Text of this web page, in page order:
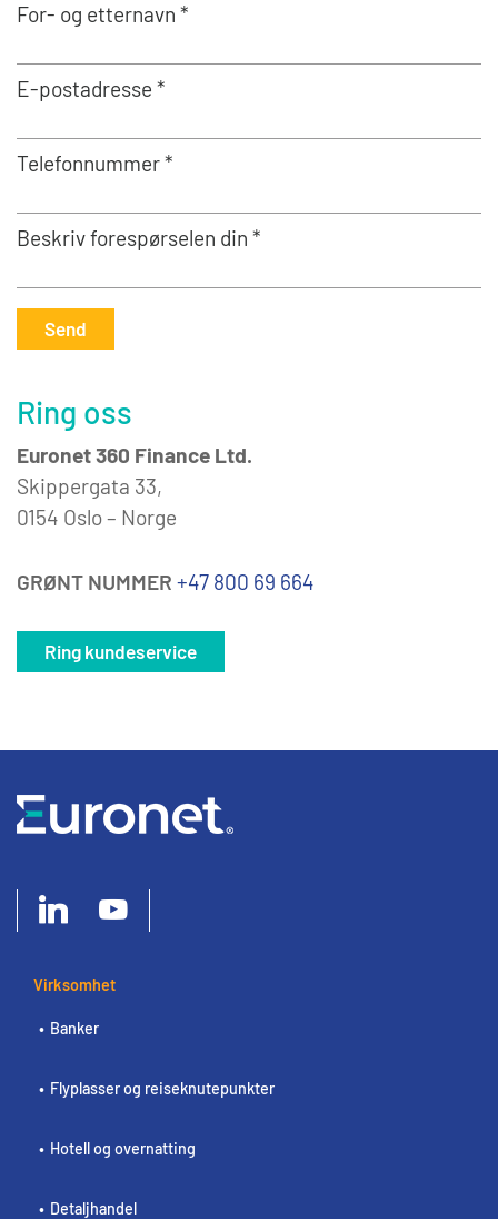
For- og etternavn *
E-postadresse *
Telefonnummer *
Beskriv forespørselen din *
Send
Ring oss
Euronet 360 Finance Ltd.
Skippergata 33,
0154 Oslo – Norge
GRØNT NUMMER +47 800 69 664
Ring kundeservice
Virksomhet
Banker
Flyplasser og reiseknutepunkter
Hotell og overnatting
Detaljhandel